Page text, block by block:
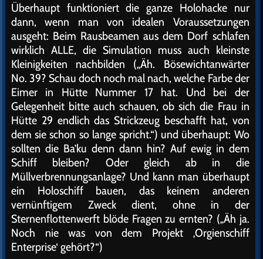
Überhaupt funktioniert die ganze Holohacke nur
dann, wenn man von idealen Voraussetzungen
ausgeht: Beim Rausbeamen aus dem Dorf schlafen
wirklich ALLE, die Simulation muss auch kleinste
Kleinigkeiten nachbilden („Äh. Bösewichtanwärter
No. 39? Schau doch noch mal nach, welche Farbe der
Eimer in Hütte Nummer 17 hat. Und bei der
Gelegenheit bitte auch schauen, ob sich die Frau in
Hütte 29 endlich das Strickzeug beschafft hat, von
dem sie schon so lange spricht.“) und überhaupt: Wo
sollten die Ba’ku denn dann hin? Auf ewig in dem
Schiff bleiben? Oder gleich ab in die
Müllverbrennungsanlage? Und kann man überhaupt
ein Holoschiff bauen, das keinem anderen
vernünftigem Zweck dient, ohne in der
Sternenflottenwerft blöde Fragen zu ernten? („Äh ja.
Noch nie was von dem Projekt ‚Orgienschiff
Enterprise‘ gehört?“)